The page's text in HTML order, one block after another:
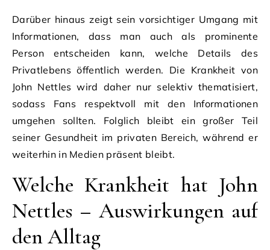
Darüber hinaus zeigt sein vorsichtiger Umgang mit
Informationen, dass man auch als prominente
Person entscheiden kann, welche Details des
Privatlebens öffentlich werden. Die Krankheit von
John Nettles wird daher nur selektiv thematisiert,
sodass Fans respektvoll mit den Informationen
umgehen sollten. Folglich bleibt ein großer Teil
seiner Gesundheit im privaten Bereich, während er
weiterhin in Medien präsent bleibt.
Welche Krankheit hat John
Nettles – Auswirkungen auf
den Alltag